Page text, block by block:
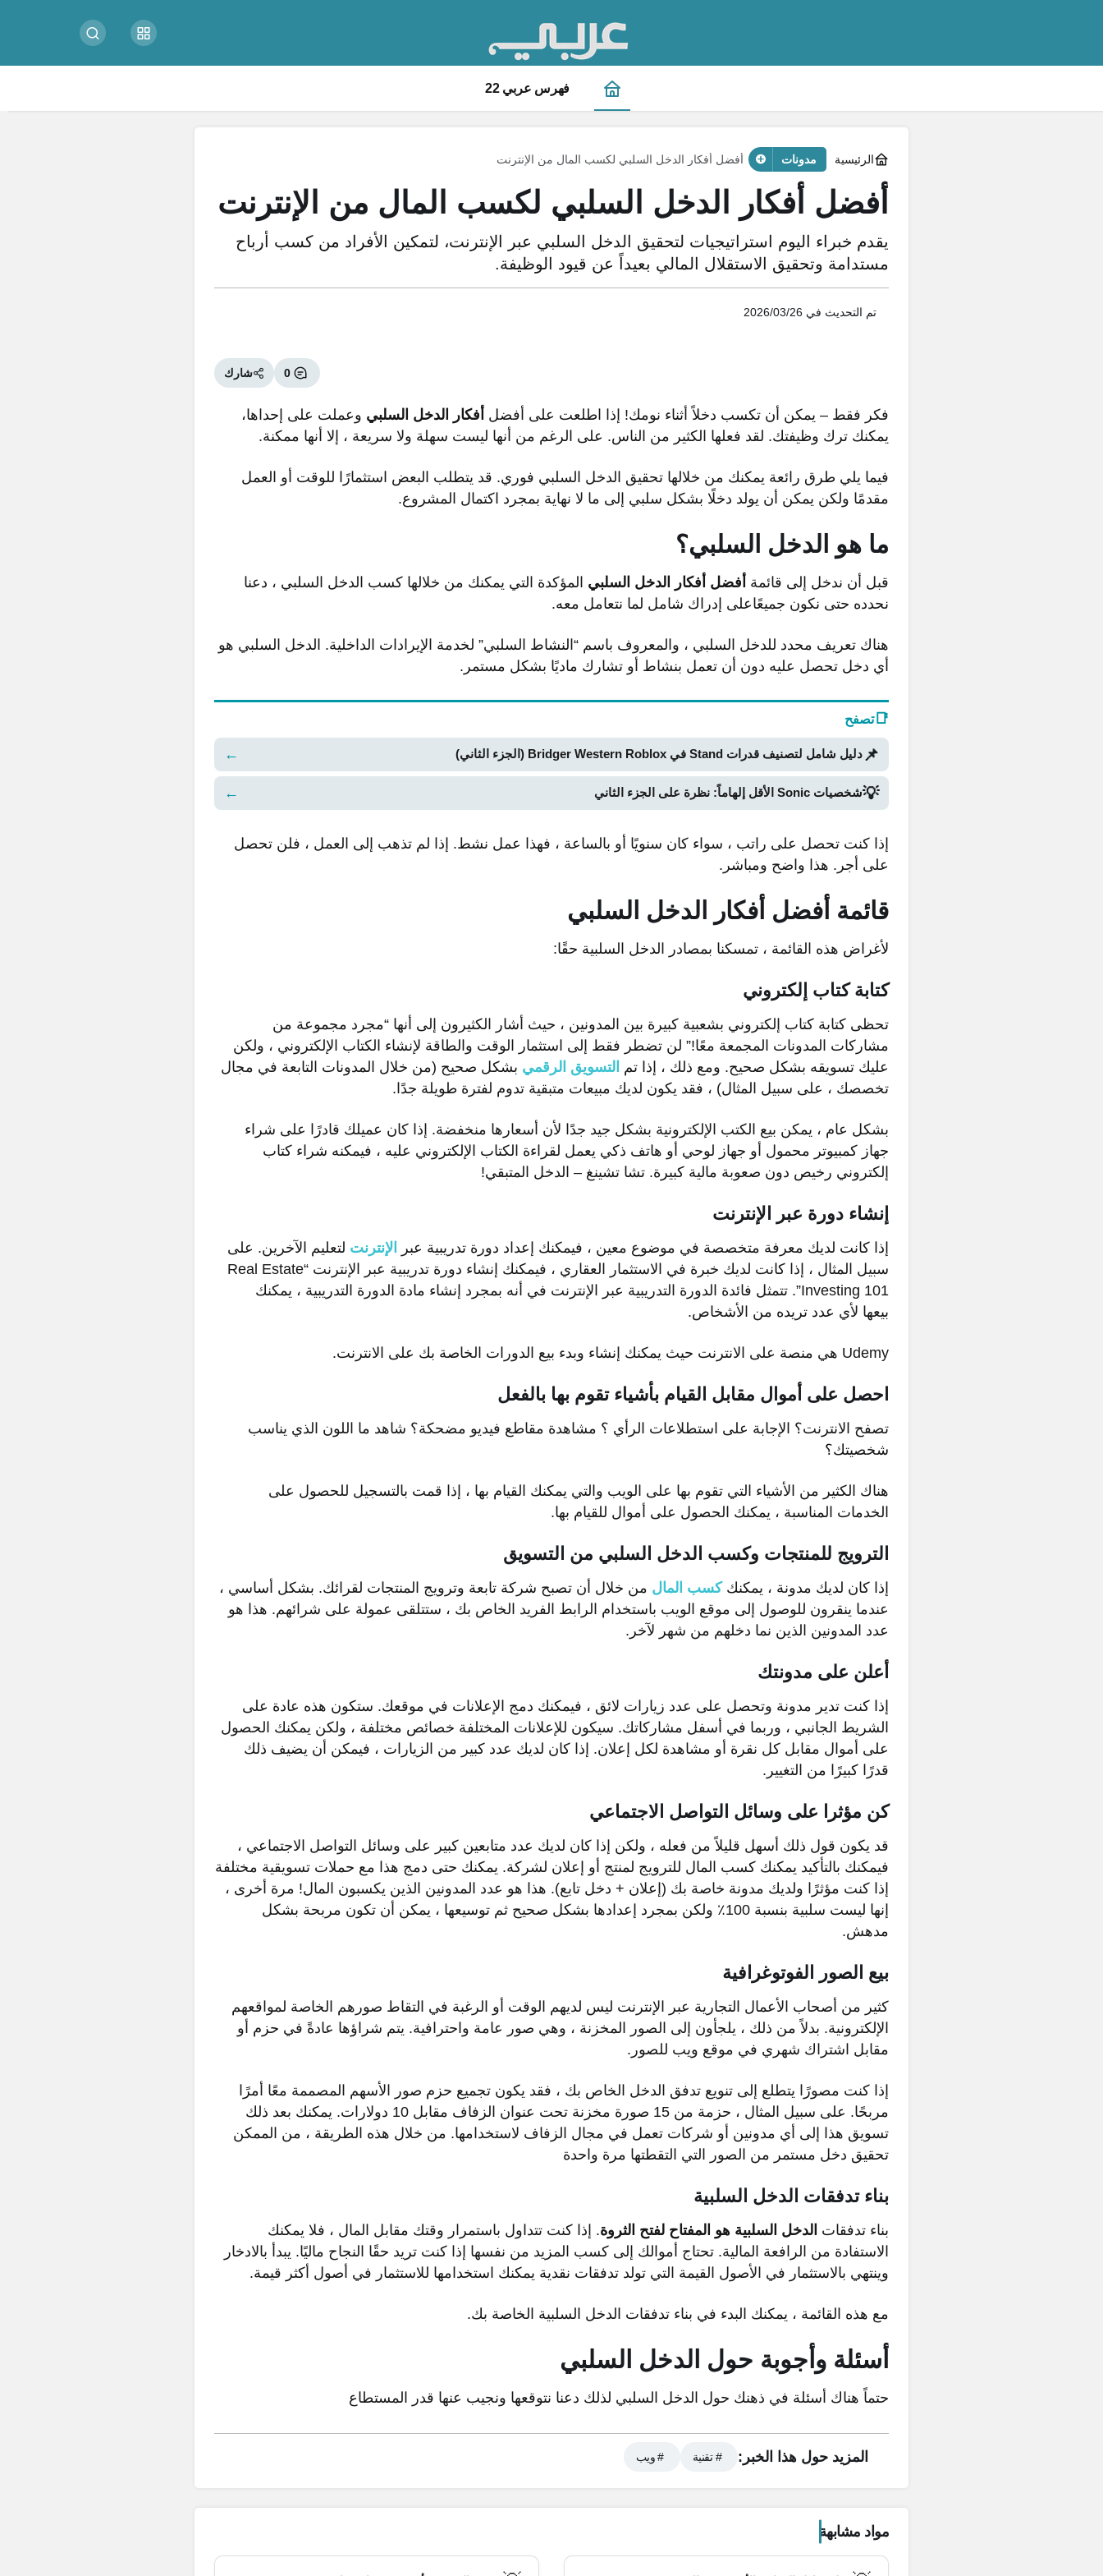
فهرس عربي 22
الرئيسية مدونات أفضل أفكار الدخل السلبي لكسب المال من الإنترنت
أفضل أفكار الدخل السلبي لكسب المال من الإنترنت
يقدم خبراء اليوم استراتيجيات لتحقيق الدخل السلبي عبر الإنترنت، لتمكين الأفراد من كسب أرباح
مستدامة وتحقيق الاستقلال المالي بعيداً عن قيود الوظيفة.
تم التحديث في 2026/03/26
0 شارك
فكر فقط – يمكن أن تكسب دخلاً أثناء نومك! إذا اطلعت على أفضل أفكار الدخل السلبي وعملت على إحداها،
يمكنك ترك وظيفتك. لقد فعلها الكثير من الناس. على الرغم من أنها ليست سهلة ولا سريعة ، إلا أنها ممكنة.
فيما يلي طرق رائعة يمكنك من خلالها تحقيق الدخل السلبي فوري. قد يتطلب البعض استثمارًا للوقت أو العمل
مقدمًا ولكن يمكن أن يولد دخلًا بشكل سلبي إلى ما لا نهاية بمجرد اكتمال المشروع.
ما هو الدخل السلبي؟
قبل أن ندخل إلى قائمة أفضل أفكار الدخل السلبي المؤكدة التي يمكنك من خلالها كسب الدخل السلبي ، دعنا
نحدده حتى نكون جميعًاعلى إدراك شامل لما نتعامل معه.
هناك تعريف محدد للدخل السلبي ، والمعروف باسم “النشاط السلبي” لخدمة الإيرادات الداخلية. الدخل السلبي هو
أي دخل تحصل عليه دون أن تعمل بنشاط أو تشارك ماديًا بشكل مستمر.
📑تصفح
📌دليل شامل لتصنيف قدرات Stand في Bridger Western Roblox (الجزء الثاني) ←
💡شخصيات Sonic الأقل إلهاماً: نظرة على الجزء الثاني ←
إذا كنت تحصل على راتب ، سواء كان سنويًا أو بالساعة ، فهذا عمل نشط. إذا لم تذهب إلى العمل ، فلن تحصل
على أجر. هذا واضح ومباشر.
قائمة أفضل أفكار الدخل السلبي
لأغراض هذه القائمة ، تمسكنا بمصادر الدخل السلبية حقًا:
كتابة كتاب إلكتروني
تحظى كتابة كتاب إلكتروني بشعبية كبيرة بين المدونين ، حيث أشار الكثيرون إلى أنها “مجرد مجموعة من
مشاركات المدونات المجمعة معًا!” لن تضطر فقط إلى استثمار الوقت والطاقة لإنشاء الكتاب الإلكتروني ، ولكن
عليك تسويقه بشكل صحيح. ومع ذلك ، إذا تم التسويق الرقمي بشكل صحيح (من خلال المدونات التابعة في مجال
تخصصك ، على سبيل المثال) ، فقد يكون لديك مبيعات متبقية تدوم لفترة طويلة جدًا.
بشكل عام ، يمكن بيع الكتب الإلكترونية بشكل جيد جدًا لأن أسعارها منخفضة. إذا كان عميلك قادرًا على شراء
جهاز كمبيوتر محمول أو جهاز لوحي أو هاتف ذكي يعمل لقراءة الكتاب الإلكتروني عليه ، فيمكنه شراء كتاب
إلكتروني رخيص دون صعوبة مالية كبيرة. تشا تشينغ – الدخل المتبقي!
إنشاء دورة عبر الإنترنت
إذا كانت لديك معرفة متخصصة في موضوع معين ، فيمكنك إعداد دورة تدريبية عبر الإنترنت لتعليم الآخرين. على
سبيل المثال ، إذا كانت لديك خبرة في الاستثمار العقاري ، فيمكنك إنشاء دورة تدريبية عبر الإنترنت “Real Estate
Investing 101”. تتمثل فائدة الدورة التدريبية عبر الإنترنت في أنه بمجرد إنشاء مادة الدورة التدريبية ، يمكنك
بيعها لأي عدد تريده من الأشخاص.
Udemy هي منصة على الانترنت حيث يمكنك إنشاء وبدء بيع الدورات الخاصة بك على الانترنت.
احصل على أموال مقابل القيام بأشياء تقوم بها بالفعل
تصفح الانترنت؟ الإجابة على استطلاعات الرأي ؟ مشاهدة مقاطع فيديو مضحكة؟ شاهد ما اللون الذي يناسب
شخصيتك؟
هناك الكثير من الأشياء التي تقوم بها على الويب والتي يمكنك القيام بها ، إذا قمت بالتسجيل للحصول على
الخدمات المناسبة ، يمكنك الحصول على أموال للقيام بها.
الترويج للمنتجات وكسب الدخل السلبي من التسويق
إذا كان لديك مدونة ، يمكنككسب المال من خلال أن تصبح شركة تابعة وترويج المنتجات لقرائك. بشكل أساسي ،
عندما ينقرون للوصول إلى موقع الويب باستخدام الرابط الفريد الخاص بك ، ستتلقى عمولة على شرائهم. هذا هو
عدد المدونين الذين نما دخلهم من شهر لآخر.
أعلن على مدونتك
إذا كنت تدير مدونة وتحصل على عدد زيارات لائق ، فيمكنك دمج الإعلانات في موقعك. ستكون هذه عادة على
الشريط الجانبي ، وربما في أسفل مشاركاتك. سيكون للإعلانات المختلفة خصائص مختلفة ، ولكن يمكنك الحصول
على أموال مقابل كل نقرة أو مشاهدة لكل إعلان. إذا كان لديك عدد كبير من الزيارات ، فيمكن أن يضيف ذلك
قدرًا كبيرًا من التغيير.
كن مؤثرا على وسائل التواصل الاجتماعي
قد يكون قول ذلك أسهل قليلاً من فعله ، ولكن إذا كان لديك عدد متابعين كبير على وسائل التواصل الاجتماعي ،
فيمكنك بالتأكيد يمكنك كسب المال للترويج لمنتج أو إعلان لشركة. يمكنك حتى دمج هذا مع حملات تسويقية مختلفة
إذا كنت مؤثرًا ولديك مدونة خاصة بك (إعلان + دخل تابع). هذا هو عدد المدونين الذين يكسبون المال! مرة أخرى ،
إنها ليست سلبية بنسبة 100٪ ولكن بمجرد إعدادها بشكل صحيح ثم توسيعها ، يمكن أن تكون مربحة بشكل
مدهش.
بيع الصور الفوتوغرافية
كثير من أصحاب الأعمال التجارية عبر الإنترنت ليس لديهم الوقت أو الرغبة في التقاط صورهم الخاصة لمواقعهم
الإلكترونية. بدلاً من ذلك ، يلجأون إلى الصور المخزنة ، وهي صور عامة واحترافية. يتم شراؤها عادةً في حزم أو
مقابل اشتراك شهري في موقع ويب للصور.
إذا كنت مصورًا يتطلع إلى تنويع تدفق الدخل الخاص بك ، فقد يكون تجميع حزم صور الأسهم المصممة معًا أمرًا
مربحًا. على سبيل المثال ، حزمة من 15 صورة مخزنة تحت عنوان الزفاف مقابل 10 دولارات. يمكنك بعد ذلك
تسويق هذا إلى أي مدونين أو شركات تعمل في مجال الزفاف لاستخدامها. من خلال هذه الطريقة ، من الممكن
تحقيق دخل مستمر من الصور التي التقطتها مرة واحدة
بناء تدفقات الدخل السلبية
بناء تدفقات الدخل السلبية هو المفتاح لفتح الثروة. إذا كنت تتداول باستمرار وقتك مقابل المال ، فلا يمكنك
الاستفادة من الرافعة المالية. تحتاج أموالك إلى كسب المزيد من نفسها إذا كنت تريد حقًا النجاح ماليًا. يبدأ بالادخار
وينتهي بالاستثمار في الأصول القيمة التي تولد تدفقات نقدية يمكنك استخدامها للاستثمار في أصول أكثر قيمة.
مع هذه القائمة ، يمكنك البدء في بناء تدفقات الدخل السلبية الخاصة بك.
أسئلة وأجوبة حول الدخل السلبي
حتماً هناك أسئلة في ذهنك حول الدخل السلبي لذلك دعنا نتوقعها ونجيب عنها قدر المستطاع
المزيد حول هذا الخبر: # تقنية # ويب
مواد مشابهة